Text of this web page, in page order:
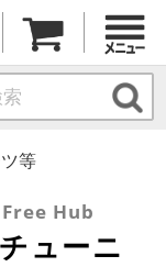
等
Hub
ューニ